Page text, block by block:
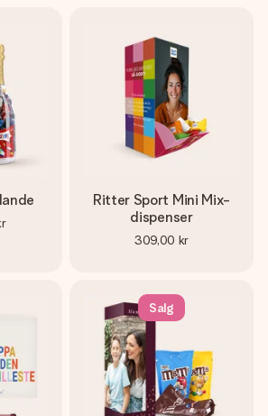
Ritter Sport Mini Mix-
dispenser
309,00 kr
Salg